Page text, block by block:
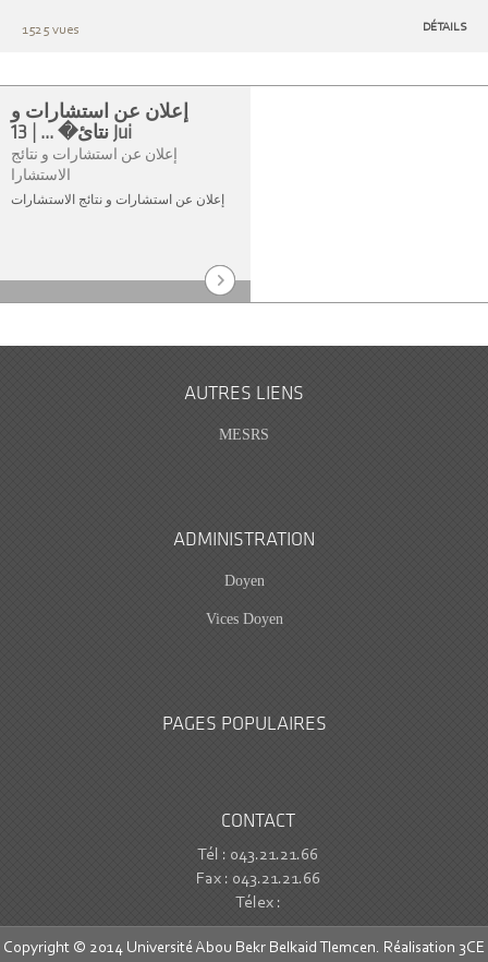
1525 vues DÉTAILS
إعلان عن استشارات و
نتائ� ... | 13 Jui
إعلان عن استشارات و نتائج
الاستشارا
إعلان عن استشارات و نتائج الاستشارات
AUTRES LIENS
MESRS
ADMINISTRATION
Doyen
Vices Doyen
PAGES POPULAIRES
CONTACT
Tél : 043.21.21.66
Fax : 043.21.21.66
Télex :
Copyright © 2014 Université Abou Bekr Belkaid Tlemcen. Réalisation 3CE